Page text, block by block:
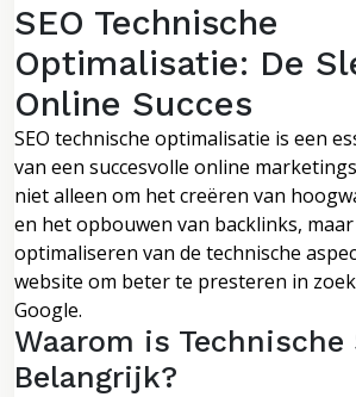
SEO Technische
Optimalisatie: De
Online Succes
SEO technische optimalisatie is een
van een succesvolle online
niet alleen om het creëren van
en het opbouwen van backlinks,
optimaliseren van de technische
website om beter te presteren in
Google.
Waarom is Technische
Belangrijk?